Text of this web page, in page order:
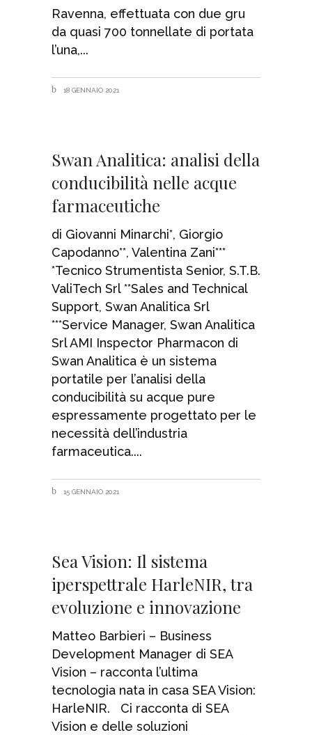
Ravenna, effettuata con due gru
da quasi 700 tonnellate di portata
l’una,
18 GENNAIO 2021
Swan Analitica: analisi della
conducibilità nelle acque
farmaceutiche
di Giovanni Minarchi*, Giorgio
Capodanno**, Valentina Zani***
*Tecnico Strumentista Senior, S.T.B.
ValiTech Srl **Sales and Technical
Support, Swan Analitica Srl
***Service Manager, Swan Analitica
Srl AMI Inspector Pharmacon di
Swan Analitica è un sistema
portatile per l’analisi della
conducibilità su acque pure
espressamente progettato per le
necessità dell’industria
farmaceutica.
15 GENNAIO 2021
Sea Vision: Il sistema
iperspettrale HarleNIR, tra
evoluzione e innovazione
Matteo Barbieri – Business
Development Manager di SEA
Vision – racconta l’ultima
tecnologia nata in casa SEA Vision:
HarleNIR. Ci racconta di SEA
Vision e delle soluzioni